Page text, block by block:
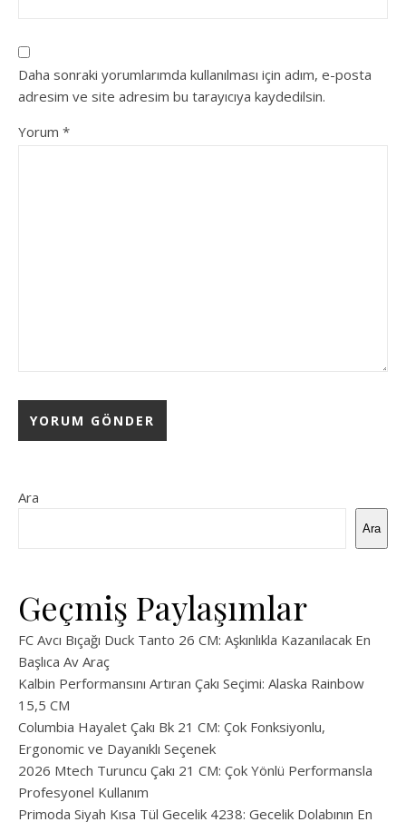
Daha sonraki yorumlarımda kullanılması için adım, e-posta
adresim ve site adresim bu tarayıcıya kaydedilsin.
Yorum *
Ara
Ara
Geçmiş Paylaşımlar
FC Avcı Bıçağı Duck Tanto 26 CM: Aşkınlıkla Kazanılacak En
Başlıca Av Araç
Kalbin Performansını Artıran Çakı Seçimi: Alaska Rainbow
15,5 CM
Columbia Hayalet Çakı Bk 21 CM: Çok Fonksiyonlu,
Ergonomic ve Dayanıklı Seçenek
2026 Mtech Turuncu Çakı 21 CM: Çok Yönlü Performansla
Profesyonel Kullanım
Primoda Siyah Kısa Tül Gecelik 4238: Gecelik Dolabının En